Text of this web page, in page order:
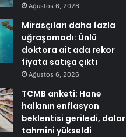
Ağustos 6, 2026
Mirasçıları daha fazla
uğraşamadı: Ünlü
doktora ait ada rekor
fiyata satışa çıktı
Ağustos 6, 2026
TCMB anketi: Hane
halkının enflasyon
beklentisi geriledi, dolar
tahmini yükseldi